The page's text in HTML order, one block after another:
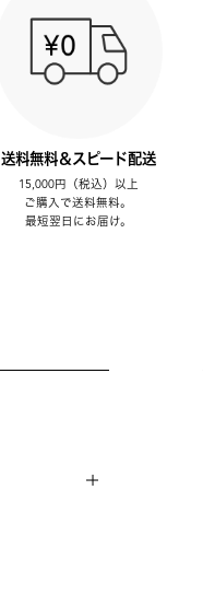
送料無料＆スピード配送
15,000円（税込）以上
ご購入で送料無料。
最短翌日にお届け。